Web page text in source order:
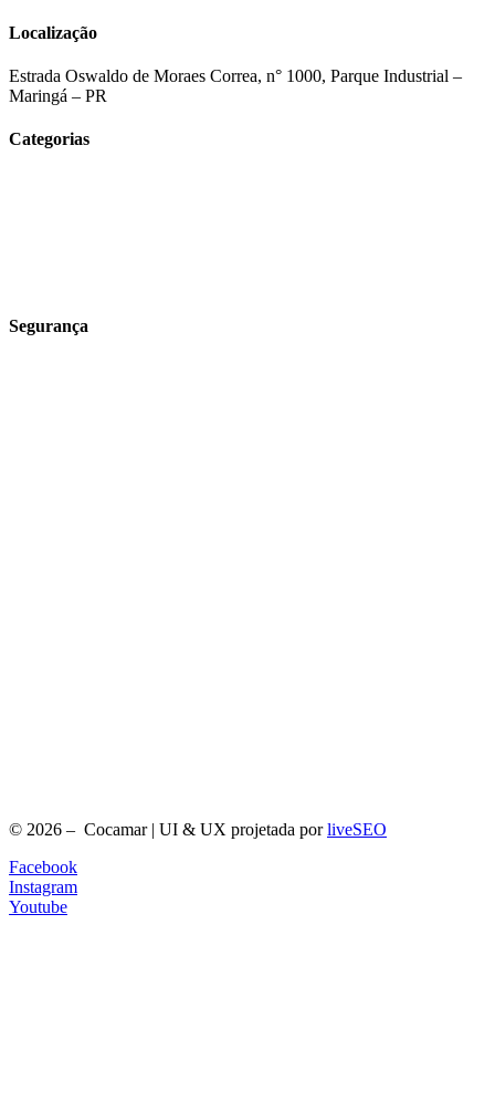
Localização
Estrada Oswaldo de Moraes Correa, n° 1000, Parque Industrial –
Maringá – PR
Categorias
Segurança
© 2026 – Cocamar | UI & UX projetada porliveSEO
Facebook
Instagram
Youtube